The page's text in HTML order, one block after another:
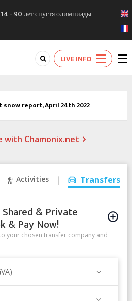
- 90 лет спустя олимпиады
закрыт 11 января 2013
- Русское Шамони. Мы
LIVE INFO
snow report, April 24th 2022
with Chamonix.net
Activities Transfers
& Private
& Pay Now!
your chosen transfer company and